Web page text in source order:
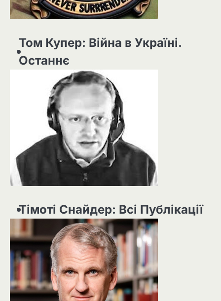
Том Купер: Війна в Україні.
Останнє
Тімоті Снайдер: Всі Публікації